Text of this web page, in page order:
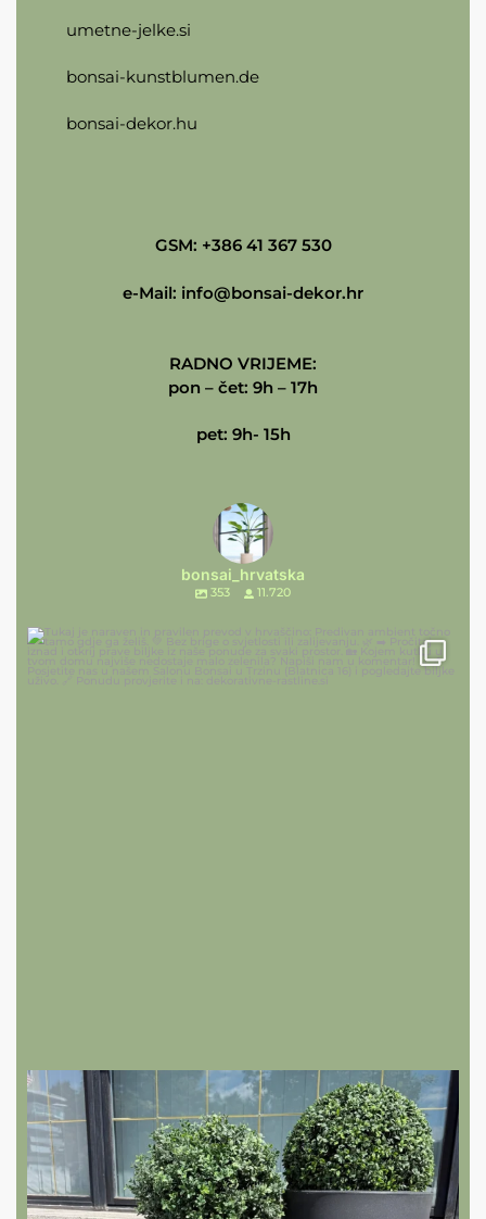
umetne-jelke.si
bonsai-kunstblumen.de
bonsai-dekor.hu
GSM: +386 41 367 530
e-Mail: info@bonsai-dekor.hr
RADNO VRIJEME:
pon – čet: 9h – 17h
pet: 9h- 15h
bonsai_hrvatska
353 11.720